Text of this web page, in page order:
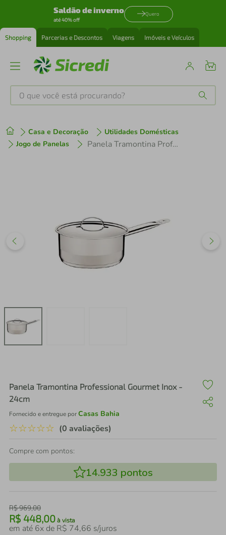
Saldão de inverno
até 40% off
Quero
Shopping Parcerias e Descontos Viagens Imóveis e Veículos
O que você está procurando?
Casa e Decoração
Utilidades Domésticas
Jogo de Panelas
Panela Tramontina Professional Gourmet Inox - 24cm
Panela Tramontina Professional Gourmet Inox -
24cm
Fornecido e entregue porCasas Bahia
☆☆☆☆☆ (0 avaliações)
Compre com pontos:
14.933 pontos
R$969,00
R$ 448,00 à vista
em até 6x de R$ 74,66 s/juros
1º tenis
air fryer
iphone